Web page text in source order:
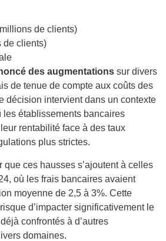
de clients)
de clients)
des augmentations sur divers
de tenue de compte aux coûts des
décision intervient dans un contexte
les établissements bancaires
rentabilité face à des taux
plus strictes.
que ces hausses s’ajoutent à celles
où les frais bancaires avaient
moyenne de 2,5 à 3%. Cette
d’impacter significativement le
confrontés à d’autres
domaines.